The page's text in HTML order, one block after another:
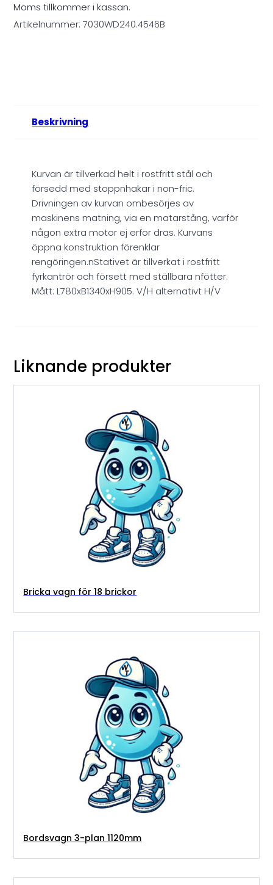
Moms tillkommer i kassan.
Artikelnummer:7030WD240.4546B
Beskrivning
Kurvan är tillverkad helt i rostfritt stål och
försedd med stoppnhakar i non-fric.
Drivningen av kurvan ombesörjes av
maskinens matning, via en matarstång, varför
någon extra motor ej erfor dras. Kurvans
öppna konstruktion förenklar
rengöringen.nStativet är tillverkat i rostfritt
fyrkantrör och försett med ställbara nfötter.
Mått: L780xB1340xH905. V/H alternativt H/V
Liknande produkter
Bricka vagn för 18 brickor
Bordsvagn 3-plan 1120mm